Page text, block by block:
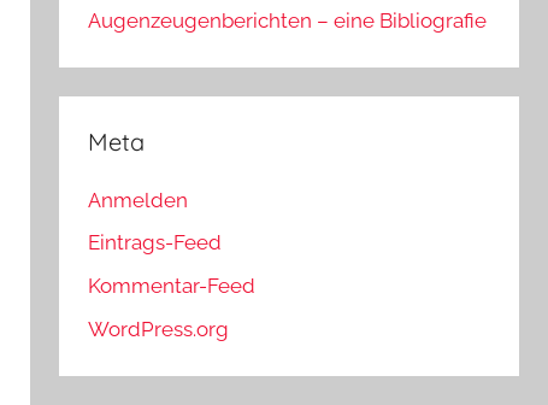
Augenzeugenberichten – eine Bibliografie
Meta
Anmelden
Eintrags-Feed
Kommentar-Feed
WordPress.org